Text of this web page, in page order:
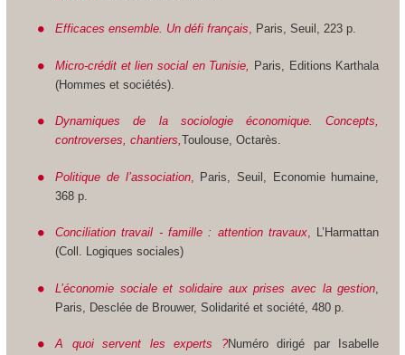
Efficaces ensemble. Un défi français, Paris, Seuil, 223 p.
Micro-crédit et lien social en Tunisie,
Paris, Editions Karthala
(Hommes et sociétés).
Dynamiques de la sociologie économique. Concepts,
controverses, chantiers,Toulouse, Octarès.
Politique de l’association,
Paris, Seuil, Economie humaine,
368 p.
Conciliation travail - famille : attention travaux, L’Harmattan
(Coll. Logiques sociales)
L’économie sociale et solidaire aux prises avec la gestion
Paris, Desclée de Brouwer, Solidarité et société, 480 p.
A quoi servent les experts ?Numéro dirigé par Isabelle